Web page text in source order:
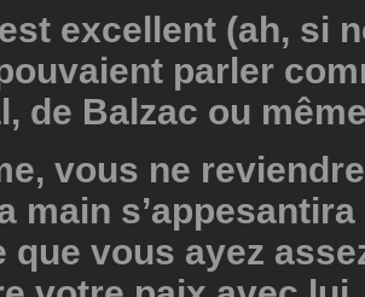
excellent (ah, si
parler
de Balzac ou
vous ne
main
que vous ayez